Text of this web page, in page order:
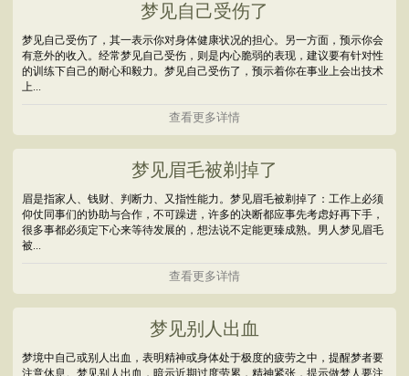
梦见自己受伤了
梦见自己受伤了，其一表示你对身体健康状况的担心。另一方面，预示你会
有意外的收入。经常梦见自己受伤，则是内心脆弱的表现，建议要有针对性
的训练下自己的耐心和毅力。梦见自己受伤了，预示着你在事业上会出技术
上...
查看更多详情
梦见眉毛被剃掉了
眉是指家人、钱财、判断力、又指性能力。梦见眉毛被剃掉了：工作上必须
仰仗同事们的协助与合作，不可躁进，许多的决断都应事先考虑好再下手，
很多事都必须定下心来等待发展的，想法说不定能更臻成熟。男人梦见眉毛
被...
查看更多详情
梦见别人出血
梦境中自己或别人出血，表明精神或身体处于极度的疲劳之中，提醒梦者要